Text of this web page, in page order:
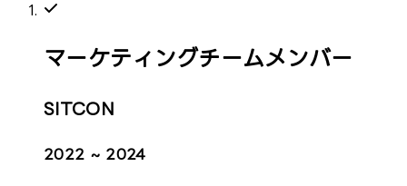
マーケティングチームメンバー
SITCON
2022 ~ 2024